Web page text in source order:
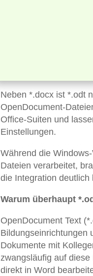
Neben *.docx ist *.odt
OpenDocument-
Office-Suiten und
Einstellungen.
Während die
Dateien verarbeitet,
die Integration deutlich
Warum überhaupt
OpenDocument Text
Bildungseinrichtungen
Dokumente mit
zwangsläufig auf
direkt in Word